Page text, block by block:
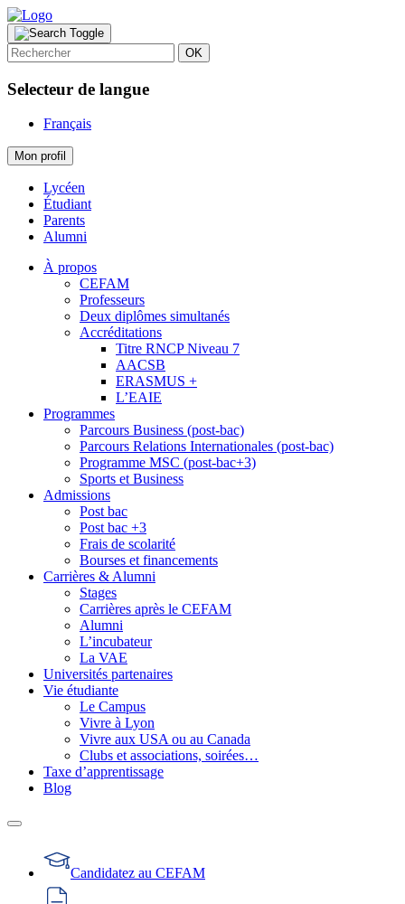
OK
Selecteur de langue
Français
Mon profil
Lycéen
Étudiant
Parents
Alumni
À propos
CEFAM
Professeurs
Deux diplômes simultanés
Accréditations
Titre RNCP Niveau 7
AACSB
ERASMUS +
L’EAIE
Programmes
Parcours Business (post-bac)
Parcours Relations Internationales (post-bac)
Programme MSC (post-bac+3)
Sports et Business
Admissions
Post bac
Post bac +3
Frais de scolarité
Bourses et financements
Carrières & Alumni
Stages
Carrières après le CEFAM
Alumni
L’incubateur
La VAE
Universités partenaires
Vie étudiante
Le Campus
Vivre à Lyon
Vivre aux USA ou au Canada
Clubs et associations, soirées…
Taxe d’apprentissage
Blog
Candidatez au CEFAM